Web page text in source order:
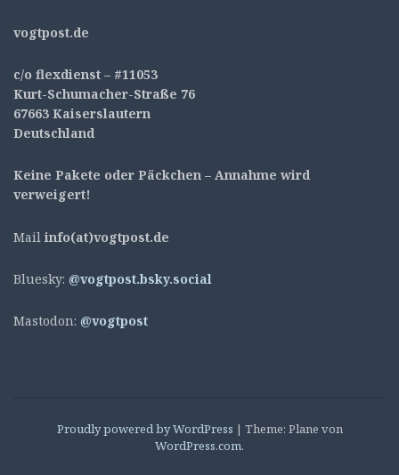
vogtpost.de
c/o flexdienst – #11053
Kurt-Schumacher-Straße 76
67663 Kaiserslautern
Deutschland
Keine Pakete oder Päckchen – Annahme wird
verweigert!
Mail info(at)vogtpost.de
Bluesky: @vogtpost.bsky.social
Mastodon: @vogtpost
Proudly powered by WordPress | Theme: Plane von
WordPress.com.